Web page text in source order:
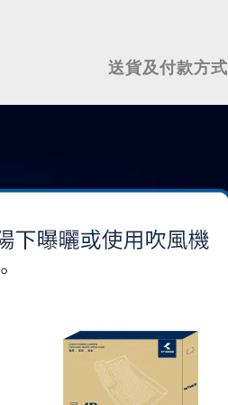
送貨及付款方式